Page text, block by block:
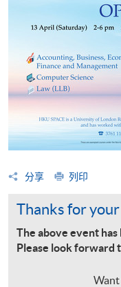
分享 列印
Thanks for
The above event
Please look forward
Want